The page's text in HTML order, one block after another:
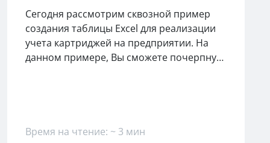
Сегодня рассмотрим сквозной пример
создания таблицы Excel для реализации
учета картриджей на предприятии. На
данном примере, Вы сможете почерпнуть
Время на чтение: ~ 3 мин